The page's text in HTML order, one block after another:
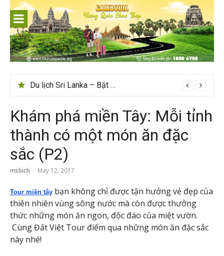
content
Du lịch Sri Lanka – Bật mí nên đi mùa nào đẹp
Khám phá miền Tây: Mỗi tỉnh
thành có một món ăn đặc
sắc (P2)
msbich May 12, 2017
Tour miền tây bạn không chỉ được tận hưởng vẻ đẹp của
thiên nhiên vùng sông nước mà còn được thưởng
thức những món ăn ngon, độc đáo của miệt vườn.
Cùng Đất Việt Tour điểm qua những món ăn đặc sắc
này nhé!